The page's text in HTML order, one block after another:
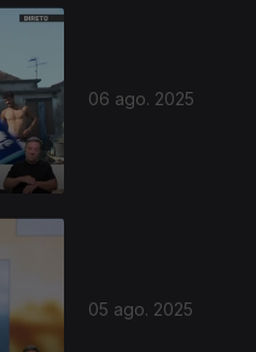
06 ago. 2025
05 ago. 2025